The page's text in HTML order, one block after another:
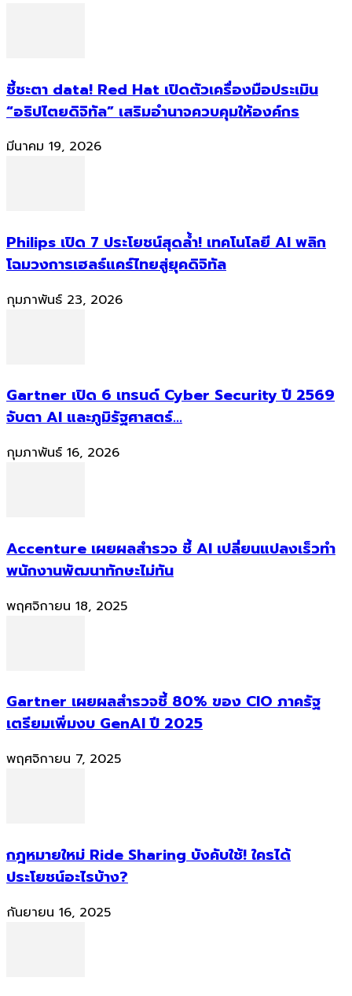
ชี้ชะตา data! Red Hat เปิดตัวเครื่องมือประเมิน
“อธิปไตยดิจิทัล” เสริมอำนาจควบคุมให้องค์กร
มีนาคม 19, 2026
Philips เปิด 7 ประโยชน์สุดล้ำ! เทคโนโลยี AI พลิก
โฉมวงการเฮลธ์แคร์ไทยสู่ยุคดิจิทัล
กุมภาพันธ์ 23, 2026
Gartner เปิด 6 เทรนด์ Cyber Security ปี 2569
จับตา AI และภูมิรัฐศาสตร์...
กุมภาพันธ์ 16, 2026
Accenture เผยผลสำรวจ ชี้ AI เปลี่ยนแปลงเร็วทำ
พนักงานพัฒนาทักษะไม่ทัน
พฤศจิกายน 18, 2025
Gartner เผยผลสำรวจชี้ 80% ของ CIO ภาครัฐ
เตรียมเพิ่มงบ GenAI ปี 2025
พฤศจิกายน 7, 2025
กฎหมายใหม่ Ride Sharing บังคับใช้! ใครได้
ประโยชน์อะไรบ้าง?
กันยายน 16, 2025